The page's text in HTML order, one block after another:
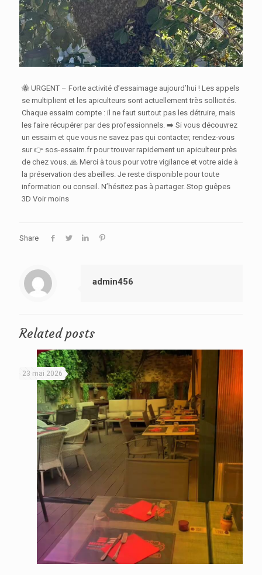
🐝 URGENT – Forte activité d’essaimage aujourd’hui ! Les appels
se multiplient et les apiculteurs sont actuellement très sollicités.
Chaque essaim compte : il ne faut surtout pas les détruire, mais
les faire récupérer par des professionnels. ➡️ Si vous découvrez
un essaim et que vous ne savez pas qui contacter, rendez-vous
sur 👉 sos-essaim.fr pour trouver rapidement un apiculteur près
de chez vous. 🙏 Merci à tous pour votre vigilance et votre aide à
la préservation des abeilles. Je reste disponible pour toute
information ou conseil. N’hésitez pas à partager. Stop guêpes
3D Voir moins
Share
admin456
Related posts
23 mai 2026